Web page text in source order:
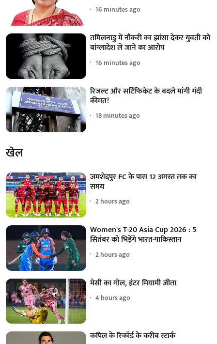
16 minutes ago
तमिलनाडु में नौकरी का झांसा देकर युवती को
बांग्लादेश ले जाने का आरोप
16 minutes ago
रिजल्ट और सर्टिफिकेट के बदले मांगी गंदी
कीमत!
18 minutes ago
खेल
जमशेदपुर FC के पास 12 अगस्त तक का
समय
2 hours ago
Women's T-20 Asia Cup 2026 : 5
सितंबर को भिड़ेंगे भारत-पाकिस्तान
2 hours ago
मेसी का गोल, इंटर मियामी जीता
4 hours ago
कपिल के रिकॉर्ड के करीब स्टार्क